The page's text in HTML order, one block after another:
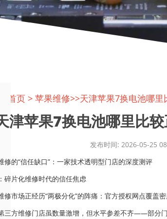
首页 > 苹果维修>>天津苹果7换电池哪
津苹果7换电池哪里比
发布时间: 2026-05-25
修的“信任缺口”：一家技术透明型门店的深度测评
碎片化维修时代的信任焦虑
修市场正经历“两极分化”的阵痛：官方授权网点覆盖
三方维修门店虽数量激增，但水平参差不齐——部分